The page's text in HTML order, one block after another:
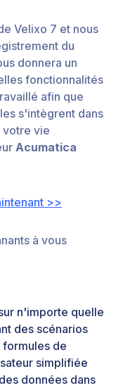
Velixo 7 et nous
du
donnera un
fonctionnalités
afin que
s'intègrent dans
votre vie
Acumatica
>>
à vous
n'importe quelle
des scénarios
de
simplifiée
données dans